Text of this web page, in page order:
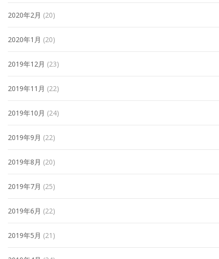
2020年2月 (20)
2020年1月 (20)
2019年12月 (23)
2019年11月 (22)
2019年10月 (24)
2019年9月 (22)
2019年8月 (20)
2019年7月 (25)
2019年6月 (22)
2019年5月 (21)